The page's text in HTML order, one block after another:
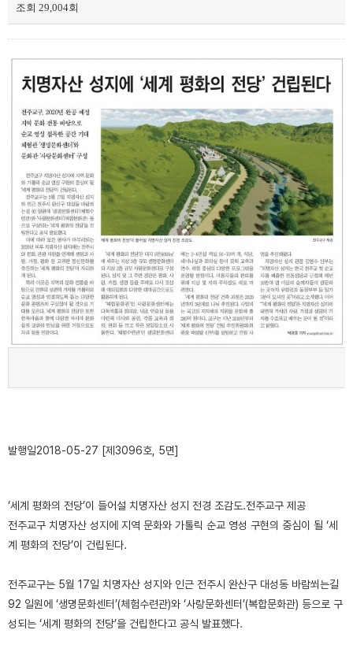
조회 29,004회
발행일2018-05-27 [제3096호, 5면]
‘세계 평화의 전당’이 들어설 치명자산 성지 전경 조감도.전주교구 제공
전주교구 치명자산 성지에 지역 문화와 가톨릭 순교 영성 구현의 중심이 될 ‘세
계 평화의 전당’이 건립된다.
전주교구는 5월 17일 치명자산 성지와 인근 전주시 완산구 대성동 바람쐬는길
92 일원에 ‘생명문화센터’(체험수련관)와 ‘사랑문화센터’(복합문화관) 등으로 구
성되는 ‘세계 평화의 전당’을 건립한다고 공식 발표했다.